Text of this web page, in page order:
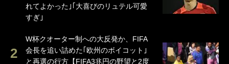
れてよかった｣｢大喜びのリュテル可愛
すぎ｣
W杯クオーター制への大反発か、FIFA
会長を追い詰めた｢欧州のボイコット｣
と再選の行方【FIFA3兆円の野望と2度